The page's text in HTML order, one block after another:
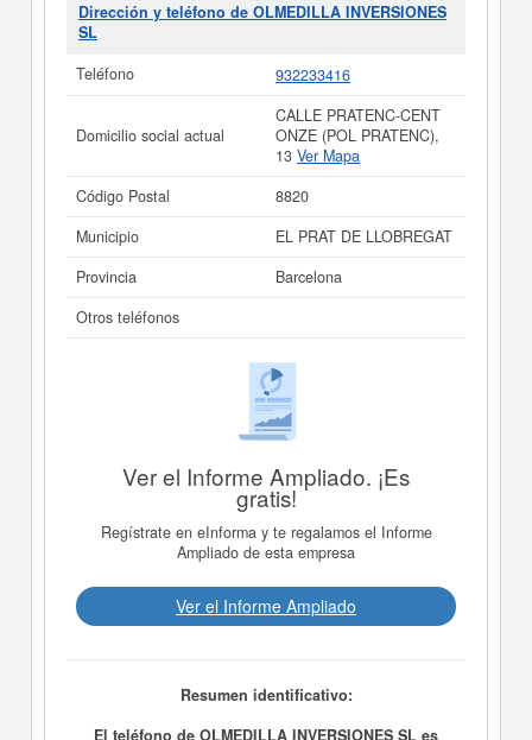
Dirección y teléfono de OLMEDILLA INVERSIONES
SL
Teléfono
932233416
Domicilio social actual
CALLE PRATENC-CENT
ONZE (POL PRATENC),
13 Ver Mapa
Código Postal
8820
Municipio
EL PRAT DE LLOBREGAT
Provincia
Barcelona
Otros teléfonos
Ver el Informe Ampliado. ¡Es
gratis!
Regístrate en eInforma y te regalamos el Informe
Ampliado de esta empresa
Ver el Informe Ampliado
Resumen identificativo:
El teléfono de OLMEDILLA INVERSIONES SL es